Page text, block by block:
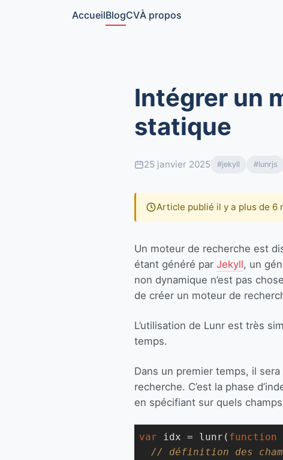
AccueilBlogCVÀ propos
Intégrer un
statique
25 janvier 2025 #jekyll #lunrjs
Article publié il y a plus de 6
Un moteur de recherche est
étant généré par Jekyll, un
non dynamique n’est pas
de créer un moteur de
L’utilisation de Lunr est très
temps.
Dans un premier temps, il
recherche. C’est la phase
en spécifiant sur quels
var idx = lunr( function
// définition des